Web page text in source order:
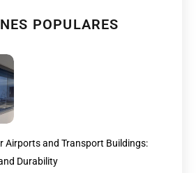
POPULARES
Airports and Transport Buildings:
Durability